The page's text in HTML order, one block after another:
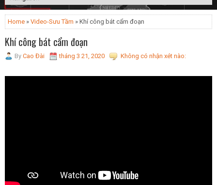
Home » Video-Sưu Tầm » Khí công bát cẩm đoạn
Khí công bát cẩm đoạn
By Cao Đài tháng 3 21, 2020 Không có nhận xét nào: